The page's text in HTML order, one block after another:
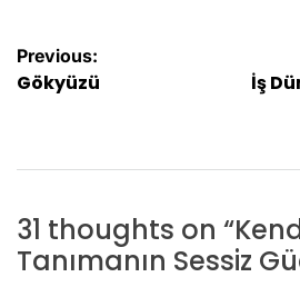
Yazı
gezinmesi
Previous:
Gökyüzü
İş
31 thoughts on “
Tanımanın Sessiz